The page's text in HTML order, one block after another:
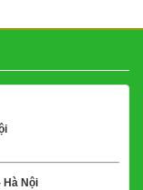
Hà Nội